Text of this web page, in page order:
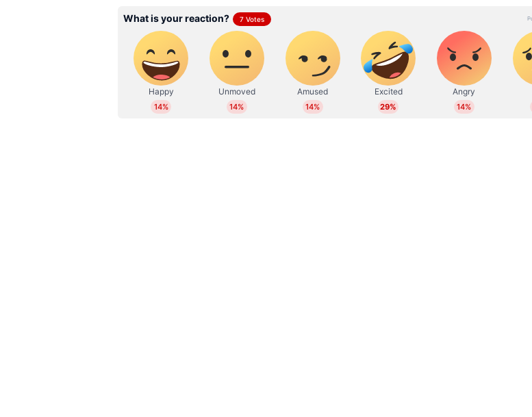
ക്യാപ്റ്റന്‍ രജത് പാടിദാറിന്റെ വണ്‍ മാന്‍ ഷോയുടെ ബലത്തിലായിരുന്നു. അതേ
ഡോസിലൊരെണ്ണം കൂടി ആരാധകരിന്ന് പ്രതീക്ഷിക്കുന്നു.